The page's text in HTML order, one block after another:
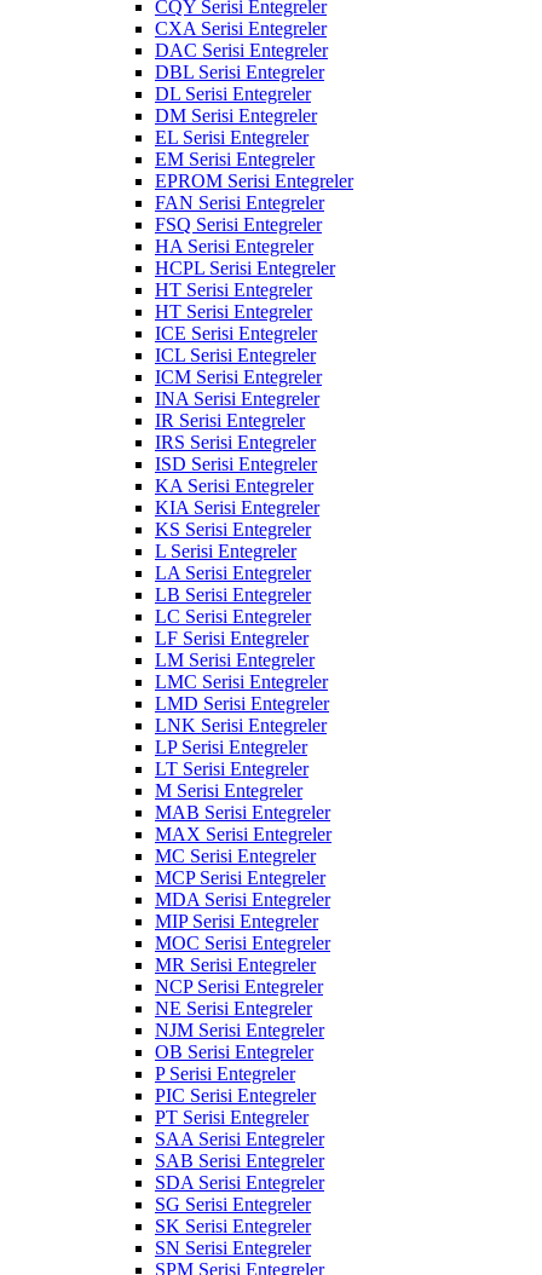
CQY Serisi Entegreler
CXA Serisi Entegreler
DAC Serisi Entegreler
DBL Serisi Entegreler
DL Serisi Entegreler
DM Serisi Entegreler
EL Serisi Entegreler
EM Serisi Entegreler
EPROM Serisi Entegreler
FAN Serisi Entegreler
FSQ Serisi Entegreler
HA Serisi Entegreler
HCPL Serisi Entegreler
HT Serisi Entegreler
HT Serisi Entegreler
ICE Serisi Entegreler
ICL Serisi Entegreler
ICM Serisi Entegreler
INA Serisi Entegreler
IR Serisi Entegreler
IRS Serisi Entegreler
ISD Serisi Entegreler
KA Serisi Entegreler
KIA Serisi Entegreler
KS Serisi Entegreler
L Serisi Entegreler
LA Serisi Entegreler
LB Serisi Entegreler
LC Serisi Entegreler
LF Serisi Entegreler
LM Serisi Entegreler
LMC Serisi Entegreler
LMD Serisi Entegreler
LNK Serisi Entegreler
LP Serisi Entegreler
LT Serisi Entegreler
M Serisi Entegreler
MAB Serisi Entegreler
MAX Serisi Entegreler
MC Serisi Entegreler
MCP Serisi Entegreler
MDA Serisi Entegreler
MIP Serisi Entegreler
MOC Serisi Entegreler
MR Serisi Entegreler
NCP Serisi Entegreler
NE Serisi Entegreler
NJM Serisi Entegreler
OB Serisi Entegreler
P Serisi Entegreler
PIC Serisi Entegreler
PT Serisi Entegreler
SAA Serisi Entegreler
SAB Serisi Entegreler
SDA Serisi Entegreler
SG Serisi Entegreler
SK Serisi Entegreler
SN Serisi Entegreler
SPM Serisi Entegreler